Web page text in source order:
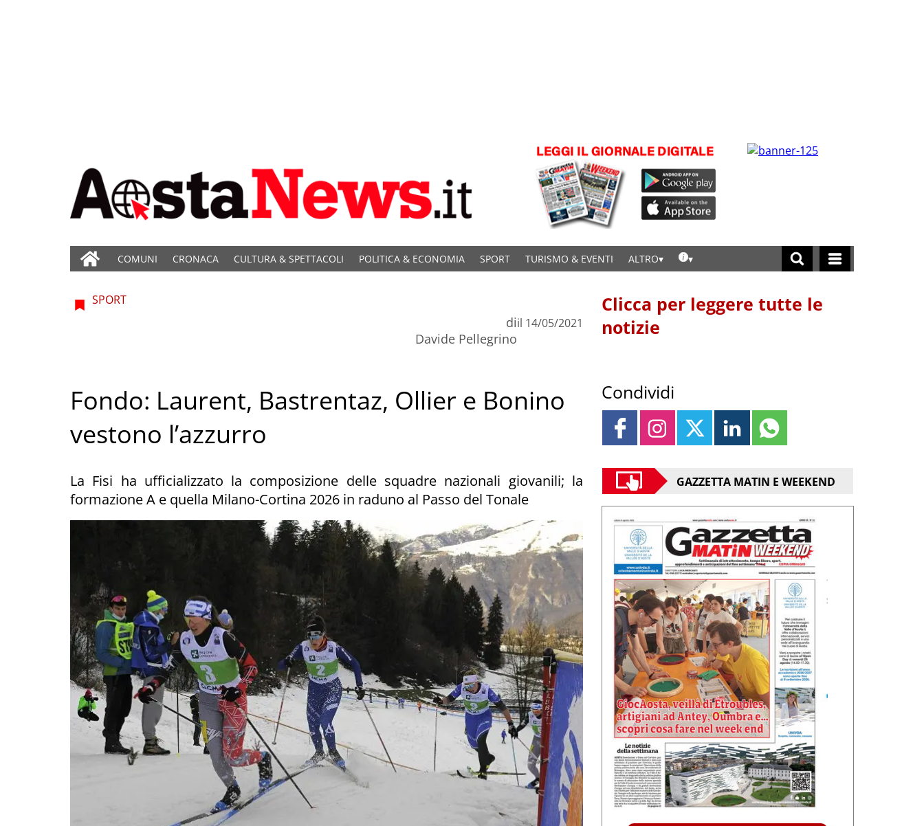
COMUNI CRONACA CULTURA & SPETTACOLI POLITICA & ECONOMIA SPORT TURISMO & EVENTI ALTRO
SPORT
di
Davide Pellegrino
il 14/05/2021
Fondo: Laurent, Bastrentaz, Ollier e Bonino
vestono l’azzurro
La Fisi ha ufficializzato la composizione delle squadre nazionali giovanili; la
formazione A e quella Milano-Cortina 2026 in raduno al Passo del Tonale
Clicca per leggere tutte le
notizie
Condividi
GAZZETTA MATIN E WEEKEND